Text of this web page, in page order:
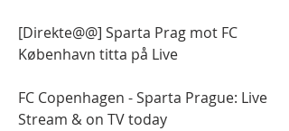
[Direkte@@] Sparta Prag mot FC
København titta på Live
FC Copenhagen - Sparta Prague: Live
Stream & on TV today